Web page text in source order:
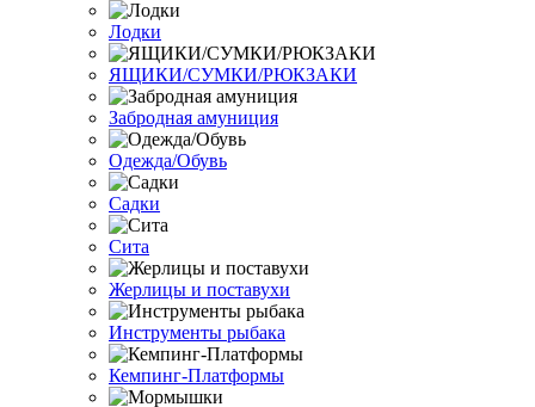
Лодки
ЯЩИКИ/СУМКИ/РЮКЗАКИ
Забродная амуниция
Одежда/Обувь
Садки
Сита
Жерлицы и поставухи
Инструменты рыбака
Кемпинг-Платформы